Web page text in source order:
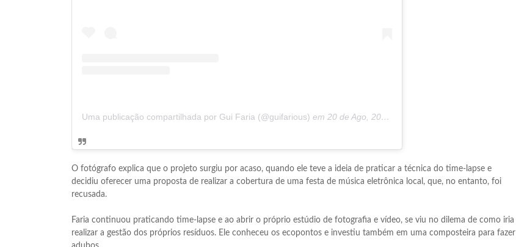
Uma publicação compartilhada por Gui Faria (@guifarious) em 20 de Ago, 2020 às 9:10 PDT
O fotógrafo explica que o projeto surgiu por acaso, quando ele teve a ideia de praticar a técnica do time-lapse e
decidiu oferecer uma proposta de realizar a cobertura de uma festa de música eletrônica local, que, no entanto, foi
recusada.
Faria continuou praticando time-lapse e ao abrir o próprio estúdio de fotografia e vídeo, se viu no dilema de como iria
realizar a gestão dos próprios resíduos. Ele conheceu os ecopontos e investiu também em uma composteira para fazer